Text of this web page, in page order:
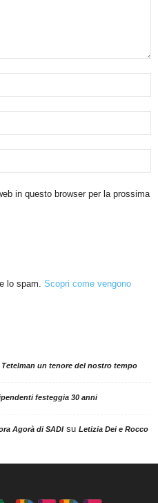
in questo browser per la prossima
lo spam. Scopri come vengono
un tenore del nostro tempo
festeggia 30 anni
Agorà di SADIsu Letizia Dei e Rocco